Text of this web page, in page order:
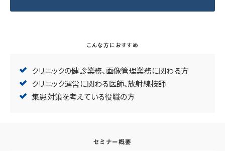
こんな方におすすめ
クリニックの健診業務、画像管理業務に関わる方
クリニック運営に関わる医師、放射線技師
集患対策を考えている役職の方
セミナー概要